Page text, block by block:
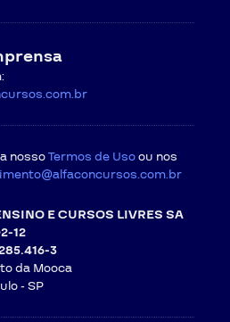
nossoTermos de Usoou nos
E CURSOS LIVRES SA
12
3
da Mooca
- SP